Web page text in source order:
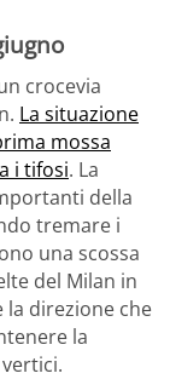
crocevia
La situazione
mossa
i tifosi. La
della
tremare i
una scossa
del Milan in
direzione che
la